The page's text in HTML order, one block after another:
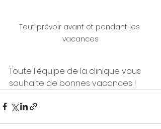
Tout prévoir avant et pendant les
vacances
Toute l'équipe de la clinique vous
souhaite de bonnes vacances !